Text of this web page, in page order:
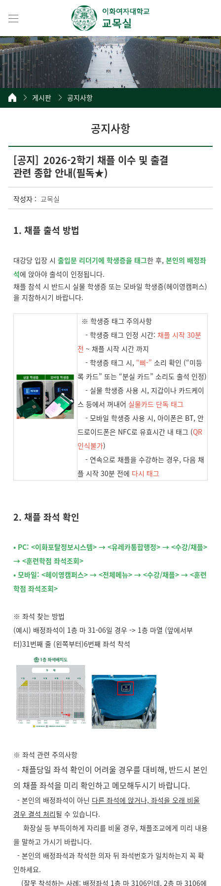
게시판 공지사항
공지사항
[공지] 2026-2학기 채플 이수 및 출결
관련 종합 안내(필독★)
작성자 : 교목실
1. 채플 출석 방법
대강당 입장 시 출입문 리더기에 학생증을 태그한 후, 본인의 배정좌
석에 앉아야 출석이 인정됩니다.
채플 참석 시 반드시 실물 학생증 또는 모바일 학생증(헤이영캠퍼스)
을 지참하시기 바랍니다.
※ 학생증 태그 주의사항
- 학생증 태그 인정 시간: 채플 시작 30분
전 ~ 채플 시작 시간 까지
- 학생증 태그 시, “삐-” 소리 확인 (“미등
록 카드” 또는 “분실 카드” 소리도 출석 인정)
- 실물 학생증 사용 시, 지갑이나 카드케이
스 등에서 꺼내어 실물카드 단독 태그
- 모바일 학생증 사용 시, 아이폰은 BT, 안
드로이드폰은 NFC로 유효시간 내 태그 (QR
인식불가)
- 연속으로 채플을 수강하는 경우, 다음 채
플 시작 30분 전에 다시 태그
2. 채플 좌석 확인
• PC: <이화포탈정보시스템> → <유레카통합행정> → <수강/채플>
→ <훈련학점 좌석조회>
• 모바일: <헤이영캠퍼스> → <전체메뉴> → <수강/채플> → <훈련
학점 좌석조회>
※ 좌석 찾는 방법
(예시) 배정좌석이 1층 마 31-06일 경우 -> 1층 마열 (앞에서부
터)31번째 줄 (왼쪽부터)6번째 좌석 착석
※ 좌석 관련 주의사항
- 채플당일 좌석 확인이 어려울 경우를 대비해, 반드시 본인
의 채플 좌석을 미리 확인하고 메모해두시기 바랍니다.
- 본인의 배정좌석이 아닌 다른 좌석에 앉거나, 좌석을 오래 비울
경우 결석 처리될 수 있습니다.
화장실 등 부득이하게 자리를 비울 경우, 채플조교에게 미리 내용
을 말하고 가시기 바랍니다.
- 본인의 배정좌석과 착석한 의자 뒤 좌석번호가 일치하는지 꼭 확
인하세요.
(잘못 착석하는 사례: 배정좌석 1층 마 3106인데, 2층 마 3106에